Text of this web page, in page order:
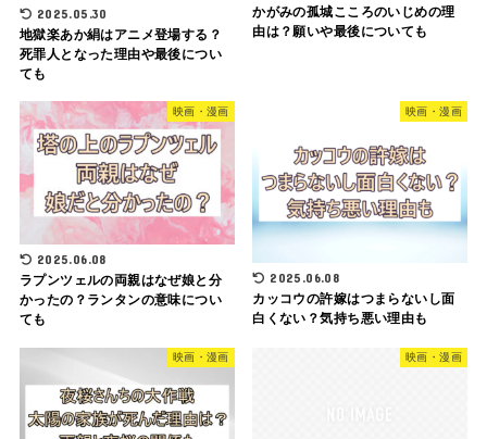
2025.05.30
地獄楽あか絹はアニメ登場する？
死罪人となった理由や最後につい
ても
かがみの孤城こころのいじめの理
由は？願いや最後についても
映画・漫画
2025.06.08
ラプンツェルの両親はなぜ娘と分
かったの？ランタンの意味につい
ても
映画・漫画
2025.06.08
カッコウの許嫁はつまらないし面
白くない？気持ち悪い理由も
映画・漫画 映画・漫画